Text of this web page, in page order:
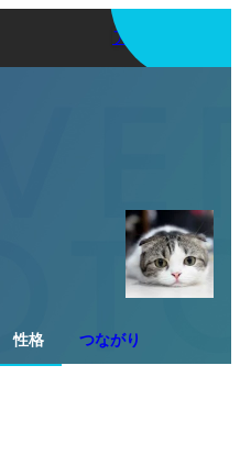
アプリを使う
性格 つながり